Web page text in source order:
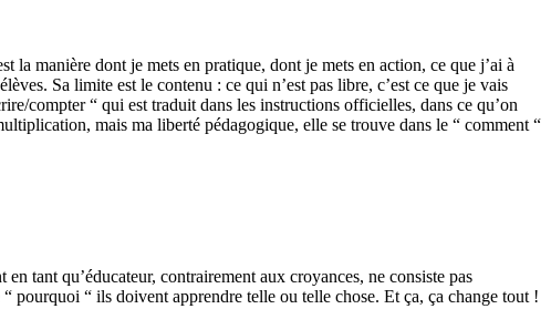
manière dont je mets en pratique, dont je mets en action, ce que j’ai à
Sa limite est le contenu : ce qui n’est pas libre, c’est ce que je vais
compter “ qui est traduit dans les instructions officielles, dans ce qu’on
mais ma liberté pédagogique, elle se trouve dans le “ comment “
tant qu’éducateur, contrairement aux croyances, ne consiste pas
pourquoi “ ils doivent apprendre telle ou telle chose. Et ça, ça change tout !